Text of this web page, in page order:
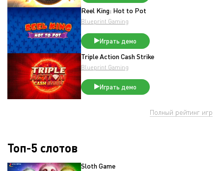
Reel King: Hot to Pot
Blueprint Gaming
Играть демо
Triple Action Cash Strike
Blueprint Gaming
Играть демо
Полный рейтинг игр
Топ-5 слотов
Sloth Game